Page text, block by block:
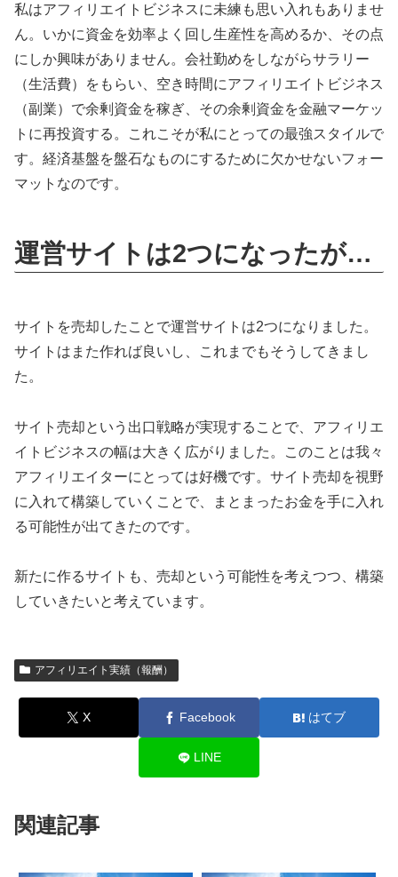
私はアフィリエイトビジネスに未練も思い入れもありませ
ん。いかに資金を効率よく回し生産性を高めるか、その点
にしか興味がありません。会社勤めをしながらサラリー
（生活費）をもらい、空き時間にアフィリエイトビジネス
（副業）で余剰資金を稼ぎ、その余剰資金を金融マーケッ
トに再投資する。これこそが私にとっての最強スタイルで
す。経済基盤を盤石なものにするために欠かせないフォー
マットなのです。
運営サイトは2つになったが…
サイトを売却したことで運営サイトは2つになりました。
サイトはまた作れば良いし、これまでもそうしてきまし
た。
サイト売却という出口戦略が実現することで、アフィリエ
イトビジネスの幅は大きく広がりました。このことは我々
アフィリエイターにとっては好機です。サイト売却を視野
に入れて構築していくことで、まとまったお金を手に入れ
る可能性が出てきたのです。
新たに作るサイトも、売却という可能性を考えつつ、構築
していきたいと考えています。
アフィリエイト実績（報酬）
X Facebook はてブ
LINE
関連記事